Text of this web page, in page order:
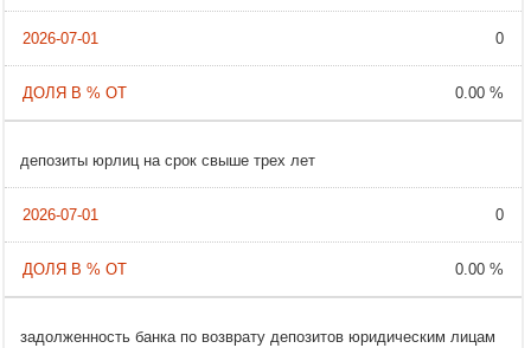
0
0.00 %
депозиты юрлиц на срок свыше трех лет
0
0.00 %
задолженность банка по возврату депозитов юридическим лицам